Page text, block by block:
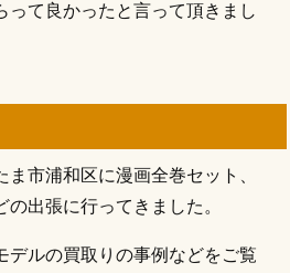
って良かったと言って頂きまし
市浦和区に漫画全巻セット、
出張に行ってきました。
デルの買取りの事例などをご覧